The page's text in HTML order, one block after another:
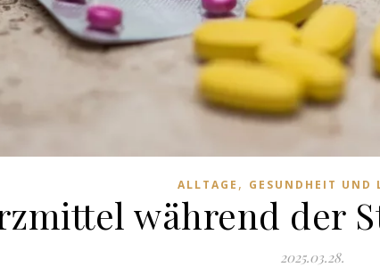
ALLTAGE , GESUNDHEIT UND
während der
2025.03.28.